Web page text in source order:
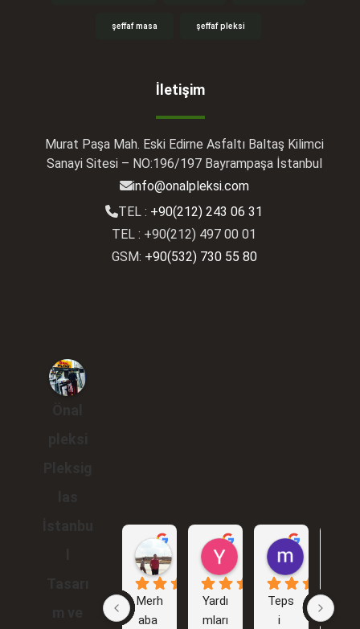
şeffaf masa şeffaf pleksi
İletişim
Murat Paşa Mah. Eski Edirne Asfaltı Baltaş Kilimci
Sanayi Sitesi – NO:196/197 Bayrampaşa İstanbul
info@onalpleksi.com
TEL : +90(212) 243 06 31
TEL : +90(212) 497 00 01
GSM: +90(532) 730 55 80
Gökhan Araçlı
1 yıl önce
Merh
aba
Yunus Karakuş
2 yıl önce
Yardı
mları
murat
Teps
i
işimd